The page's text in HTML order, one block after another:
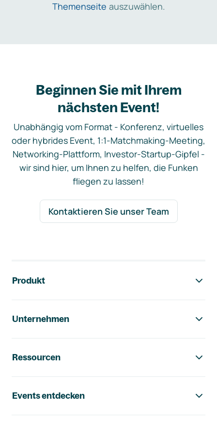
Themenseite auszuwählen.
Beginnen Sie mit Ihrem
nächsten Event!
Unabhängig vom Format - Konferenz, virtuelles
oder hybrides Event, 1:1-Matchmaking-Meeting,
Networking-Plattform, Investor-Startup-Gipfel -
wir sind hier, um Ihnen zu helfen, die Funken
fliegen zu lassen!
Kontaktieren Sie unser Team
Produkt
Unternehmen
Ressourcen
Events entdecken